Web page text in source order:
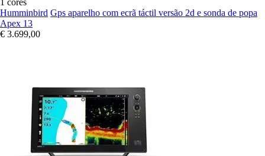
Humminbird Gps aparelho com ecrã táctil versão 2d e sonda de popa
Apex 13
€ 3.699,00